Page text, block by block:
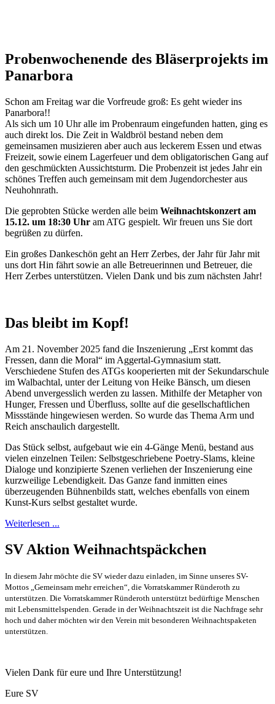
Probenwochenende des Bläserprojekts im
Panarbora
Schon am Freitag war die Vorfreude groß: Es geht wieder ins
Panarbora!!
Als sich um 10 Uhr alle im Probenraum eingefunden hatten, ging es
auch direkt los. Die Zeit in Waldbröl bestand neben dem
gemeinsamen musizieren aber auch aus leckerem Essen und etwas
Freizeit, sowie einem Lagerfeuer und dem obligatorischen Gang auf
den geschmückten Aussichtsturm. Die Probenzeit ist jedes Jahr ein
schönes Treffen auch gemeinsam mit dem Jugendorchester aus
Neuhohnrath.
Die geprobten Stücke werden alle beim Weihnachtskonzert am
15.12. um 18:30 Uhr am ATG gespielt. Wir freuen uns Sie dort
begrüßen zu dürfen.
Ein großes Dankeschön geht an Herr Zerbes, der Jahr für Jahr mit
uns dort Hin fährt sowie an alle Betreuerinnen und Betreuer, die
Herr Zerbes unterstützen. Vielen Dank und bis zum nächsten Jahr!
Das bleibt im Kopf!
Am 21. November 2025 fand die Inszenierung „Erst kommt das
Fressen, dann die Moral“ im Aggertal-Gymnasium statt.
Verschiedene Stufen des ATGs kooperierten mit der Sekundarschule
im Walbachtal, unter der Leitung von Heike Bänsch, um diesen
Abend unvergesslich werden zu lassen. Mithilfe der Metapher von
Hunger, Fressen und Überfluss, sollte auf die gesellschaftlichen
Missstände hingewiesen werden. So wurde das Thema Arm und
Reich anschaulich dargestellt.
Das Stück selbst, aufgebaut wie ein 4-Gänge Menü, bestand aus
vielen einzelnen Teilen: Selbstgeschriebene Poetry-Slams, kleine
Dialoge und konzipierte Szenen verliehen der Inszenierung eine
kurzweilige Lebendigkeit. Das Ganze fand inmitten eines
überzeugenden Bühnenbilds statt, welches ebenfalls von einem
Kunst-Kurs selbst gestaltet wurde.
Weiterlesen ...
SV Aktion Weihnachtspäckchen
In diesem Jahr möchte die SV wieder dazu einladen, im Sinne unseres SV-
Mottos „Gemeinsam mehr erreichen“, die Vorratskammer Ründeroth zu
unterstützen. Die Vorratskammer Ründeroth unterstützt bedürftige Menschen
mit Lebensmittelspenden. Gerade in der Weihnachtszeit ist die Nachfrage sehr
hoch und daher möchten wir den Verein mit besonderen Weihnachtspaketen
unterstützen.
Vielen Dank für eure und Ihre Unterstützung!
Eure SV